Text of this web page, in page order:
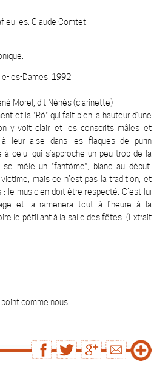
Glaude Comtet.
les-Dames. 1992
Morel, dit Nénès (clarinette)
et la "Rô" qui fait bien la hauteur d’une
on y voit clair, et les conscrits mâles et
leur aise dans les flaques de purin
celui qui s’approche un peu trop de la
mêle un "fantôme", blanc au début.
mais ce n’est pas la tradition, et
le musicien doit être respecté. C’est lui
et la ramènera tout à l’heure à la
le pétillant à la salle des fêtes. (Extrait
point comme nous